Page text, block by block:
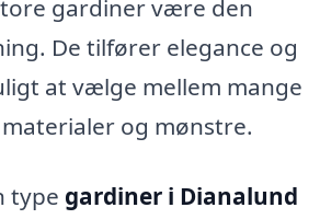
gardiner være den
De tilfører elegance og
at vælge mellem mange
og mønstre.
type gardiner i Dianalund